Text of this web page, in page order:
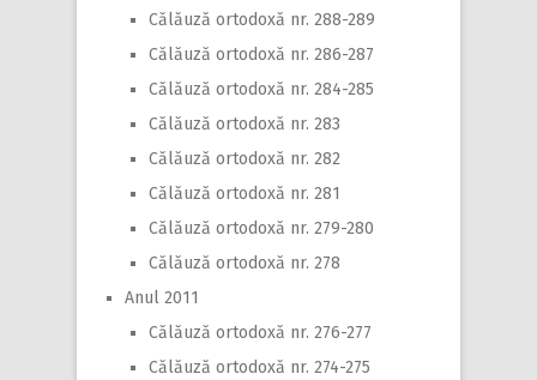
Călăuză ortodoxă nr. 288-289
Călăuză ortodoxă nr. 286-287
Călăuză ortodoxă nr. 284-285
Călăuză ortodoxă nr. 283
Călăuză ortodoxă nr. 282
Călăuză ortodoxă nr. 281
Călăuză ortodoxă nr. 279-280
Călăuză ortodoxă nr. 278
Anul 2011
Călăuză ortodoxă nr. 276-277
Călăuză ortodoxă nr. 274-275